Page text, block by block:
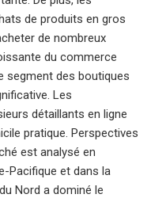
de produits en gros
de nombreux
du commerce
segment des boutiques
Les
détaillants en ligne
pratique. Perspectives
est analysé en
Pacifique et dans la
Nord a dominé le